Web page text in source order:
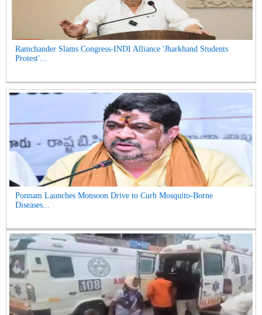
Ramchander Slams Congress-INDI Alliance 'Jharkhand Students
Protest'...
Ponnam Launches Monsoon Drive to Curb Mosquito-Borne
Diseases...